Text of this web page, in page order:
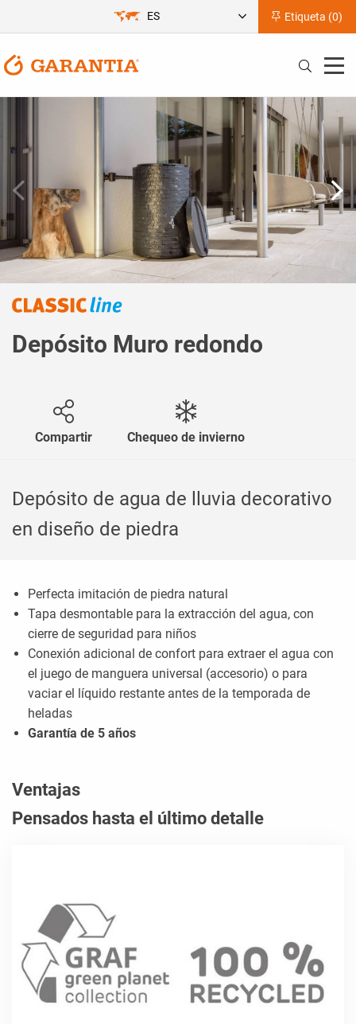
Etiqueta (0)
ES
Depósito Muro redondo
Compartir Chequeo de invierno
Depósito de agua de lluvia decorativo
en diseño de piedra
Perfecta imitación de piedra natural
Tapa desmontable para la extracción del agua, con
cierre de seguridad para niños
Conexión adicional de confort para extraer el agua con
el juego de manguera universal (accesorio) o para
vaciar el líquido restante antes de la temporada de
heladas
Garantía de 5 años
Ventajas
Pensados hasta el último detalle